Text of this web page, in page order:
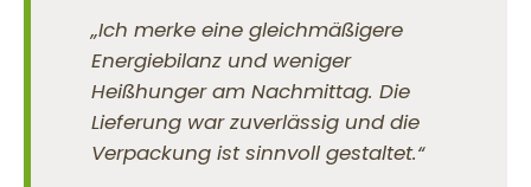
„Ich merke eine gleichmäßigere
Energiebilanz und weniger
Heißhunger am Nachmittag. Die
Lieferung war zuverlässig und die
Verpackung ist sinnvoll gestaltet.“